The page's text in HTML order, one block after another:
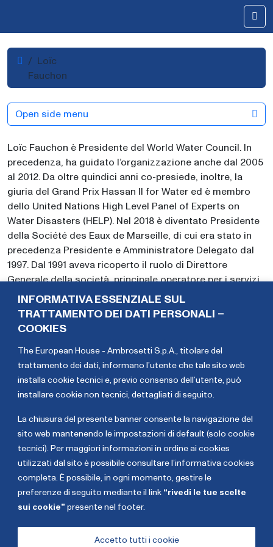
INFORMATIVA ESSENZIALE SUL
TRATTAMENTO DEI DATI PERSONALI –
COOKIES
The European House - Ambrosetti S.p.A., titolare del
trattamento dei dati, informano l’utente che tale sito web
installa cookie tecnici e, previo consenso dell’utente, può
installare cookie non tecnici, dettagliati di seguito
La chiusura del presente banner consente la navigazione del
sito web mantenendo le impostazioni di default (solo cookie
tecnici). Per maggiori informazioni in ordine ai cookies
utilizzati dal sito è possibile consultare l’informativa cookies
completa. È possibile, in ogni momento, gestire le
preferenze di seguito mediante il link “rivedi le tue scelte
sui cookie” presente nel footer.
Accetto tutti i cookie
HomeLoïc
Fauchon
Loïc Fauchon è Presidente del World Water Council. In
precedenza, ha guidato l’organizzazione anche dal 2005
al 2012. Da oltre quindici anni co-presiede, inoltre, la
giuria del Grand Prix Hassan II for Water ed è membro
dello United Nations High Level Panel of Experts on
Water Disasters (HELP). Nel 2018 è diventato Presidente
della Société des Eaux de Marseille, di cui era stato in
precedenza Presidente e Amministratore Delegato dal
1997. Dal 1991 aveva ricoperto il ruolo di Direttore
Generale della società, principale operatore per i servizi
idrici e di depurazione per oltre 3 milioni di persone nel
sud della Francia. In precedenza, ha ricoperto diversi
incarichi nella pubblica amministrazione francese, con
Conseil régional Provence-Alpes-Côte d’Azur e nel
Conseil général des Bouches-du-Rhône. È stato Vice
Segretario Generale della Città di Marsiglia e Capo di
Gabinetto del Sindaco. Dal 1989 al 1997 è stato inoltre
Bouches-du-Rhône.
Carlo
Carraro
Eva
Giovannini
Open side menu
2026